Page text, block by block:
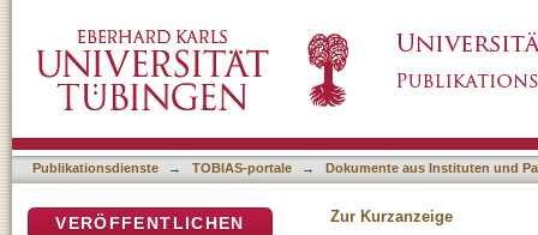
7,14-25)
Publikationsdienste → TOBIAS-portale → Dokumente aus Instituten und
Zur Kurzanzeige
VERÖFFENTLICHEN